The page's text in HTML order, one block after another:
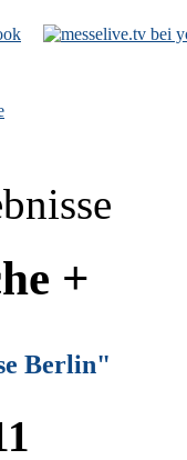
+
Berlin"